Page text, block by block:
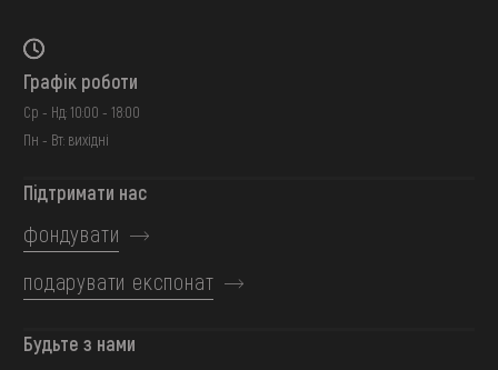
Графік роботи
Ср - Нд: 10:00 - 18:00
Пн - Вт: вихідні
Підтримати нас
фондувати
подарувати експонат
Будьте з нами